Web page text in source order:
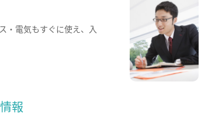
・電気もすぐに使え、入
報